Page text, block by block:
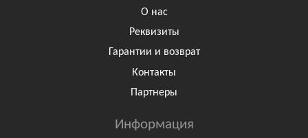
О нас
Реквизиты
Гарантии и возврат
Контакты
Партнеры
Информация